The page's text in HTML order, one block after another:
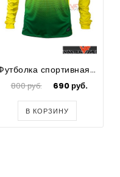
Футболка спортивная женская Regel с круглым вырезом
800 руб. 690 руб.
В КОРЗИНУ